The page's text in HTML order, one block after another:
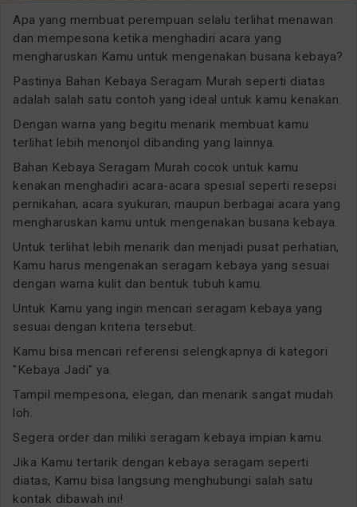
Apa yang membuat perempuan selalu terlihat menawan
dan mempesona ketika menghadiri acara yang
mengharuskan Kamu untuk mengenakan busana kebaya?
Pastinya Bahan Kebaya Seragam Murah seperti diatas
adalah salah satu contoh yang ideal untuk kamu kenakan.
Dengan warna yang begitu menarik membuat kamu
terlihat lebih menonjol dibanding yang lainnya.
Bahan Kebaya Seragam Murah cocok untuk kamu
kenakan menghadiri acara-acara spesial seperti resepsi
pernikahan, acara syukuran, maupun berbagai acara yang
mengharuskan kamu untuk mengenakan busana kebaya.
Untuk terlihat lebih menarik dan menjadi pusat perhatian,
Kamu harus mengenakan seragam kebaya yang sesuai
dengan warna kulit dan bentuk tubuh kamu.
Untuk Kamu yang ingin mencari seragam kebaya yang
sesuai dengan kriteria tersebut.
Kamu bisa mencari referensi selengkapnya di kategori
"Kebaya Jadi" ya.
Tampil mempesona, elegan, dan menarik sangat mudah
loh.
Segera order dan miliki seragam kebaya impian kamu.
Jika Kamu tertarik dengan kebaya seragam seperti
diatas, Kamu bisa langsung menghubungi salah satu
kontak dibawah ini!